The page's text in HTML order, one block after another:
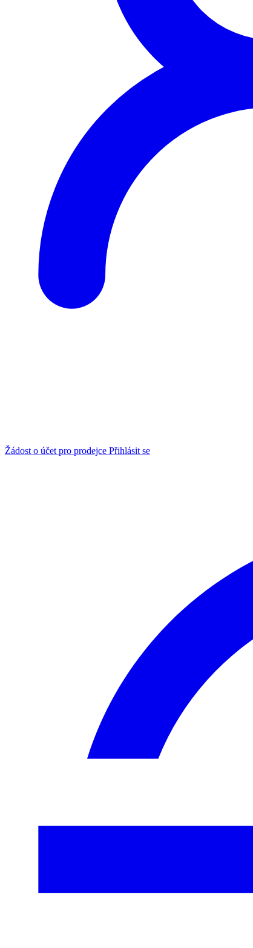
Žádost o účet pro prodejce Přihlásit se